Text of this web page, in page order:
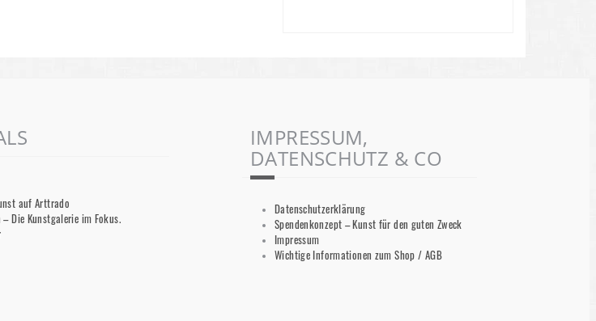
auf Arttrado
– Die Kunstgalerie im Fokus.
IMPRESSUM,
DATENSCHUTZ & CO
Datenschutzerklärung
Spendenkonzept – Kunst für den guten Zweck
Impressum
Wichtige Informationen zum Shop / AGB